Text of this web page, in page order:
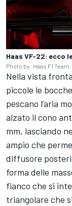
Haas VF-22: ecco
Photo by: Haas F1 Team
Nella vista
piccole le
pescano l’aria
alzato il cono
mm, lasciando
ampio che
diffusore
forma delle
fianco che si
triangolare che